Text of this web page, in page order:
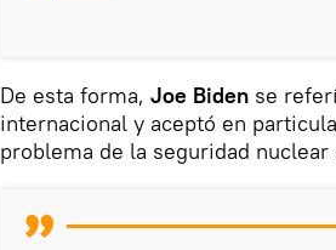
De esta forma, Joe Biden se
internacional y aceptó en
problema de la seguridad